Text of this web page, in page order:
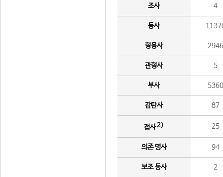
조사 4
동사
형용사 2946
관형사 5
부사 5360
감탄사 87
접사2) 25
의존 명사 94
보조 동사 2